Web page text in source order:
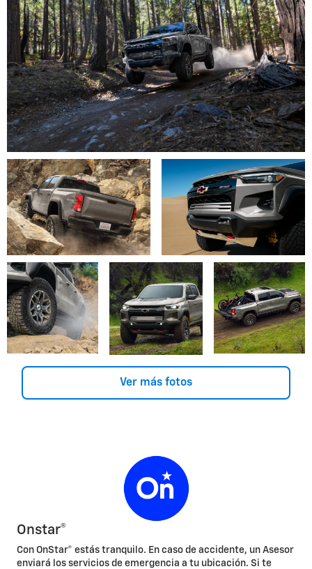
Ver más fotos
Onstar®
Con OnStar® estás tranquilo. En caso de accidente, un Asesor
enviará los servicios de emergencia a tu ubicación. Si te